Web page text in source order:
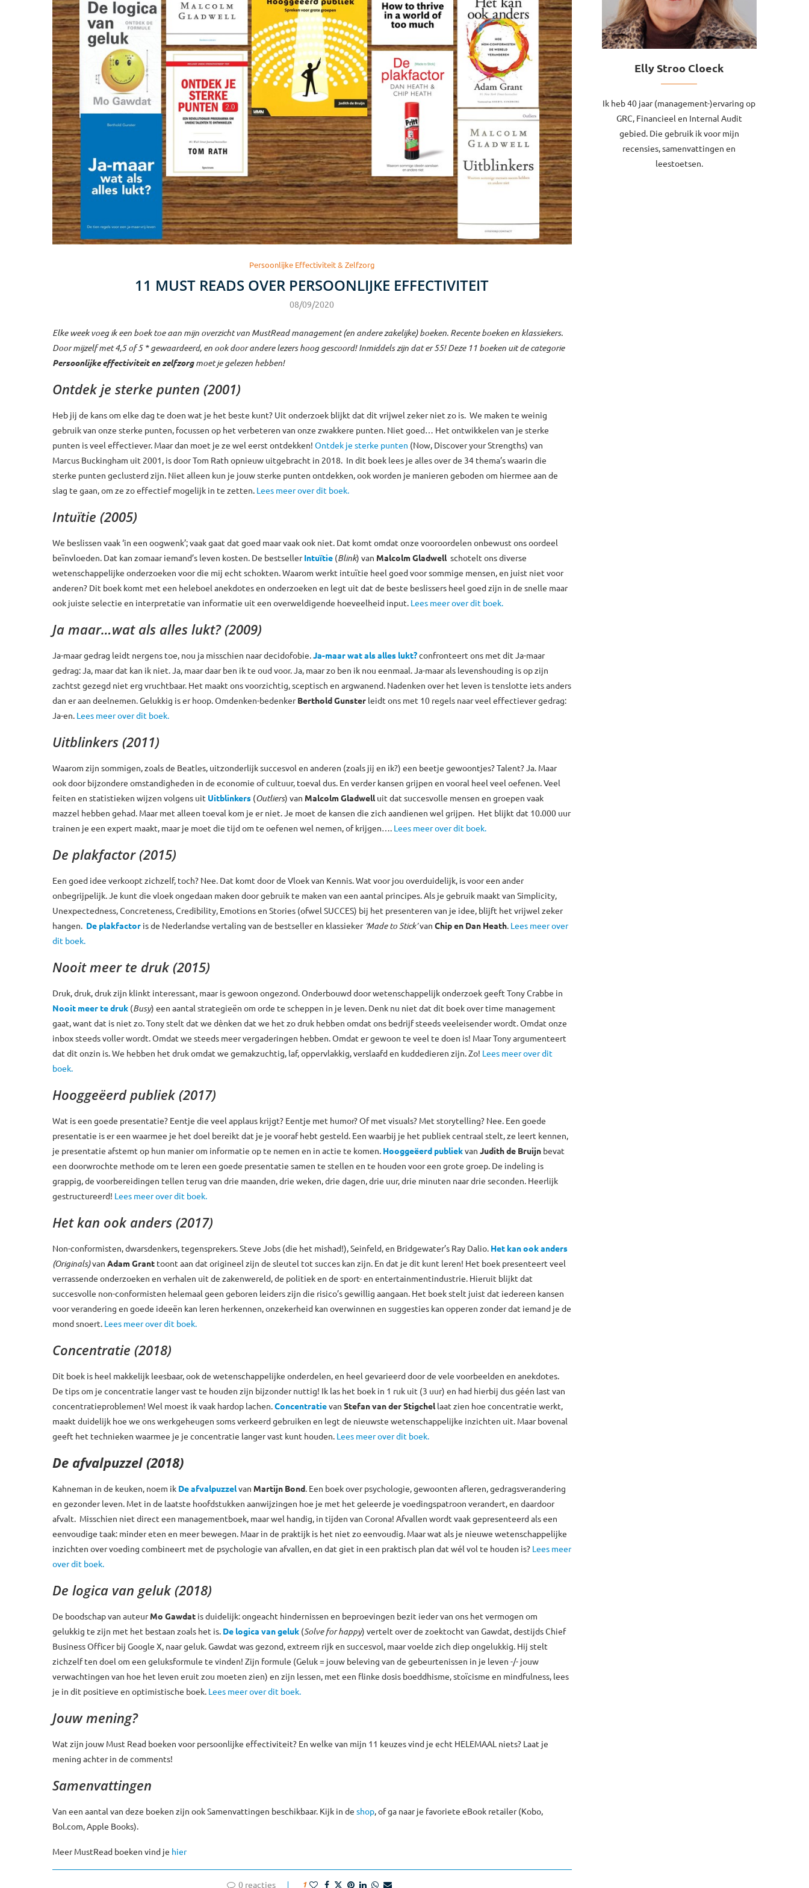
Persoonlijke Effectiviteit & Zelfzorg
11 MUST READS OVER PERSOONLIJKE EFFECTIVITEIT
08/09/2020
Elke week voeg ik een boek toe aan mijn overzicht van MustRead management (en andere zakelijke) boeken. Recente boeken en klassiekers.
Door mijzelf met 4,5 of 5 * gewaardeerd, en ook door andere lezers hoog gescoord! Inmiddels zijn dat er 55! Deze 11 boeken uit de categorie
Persoonlijke effectiviteit en zelfzorgmoet je gelezen hebben!
Ontdek je sterke punten (2001)
Heb jij de kans om elke dag te doen wat je het beste kunt? Uit onderzoek blijkt dat dit vrijwel zeker niet zo is. We maken te weinig
gebruik van onze sterke punten, focussen op het verbeteren van onze zwakkere punten. Niet goed… Het ontwikkelen van je sterke
punten is veel effectiever. Maar dan moet je ze wel eerst ontdekken! Ontdek je sterke punten (Now, Discover your Strengths) van
Marcus Buckingham uit 2001, is door Tom Rath opnieuw uitgebracht in 2018. In dit boek lees je alles over de 34 thema’s waarin die
sterke punten geclusterd zijn. Niet alleen kun je jouw sterke punten ontdekken, ook worden je manieren geboden om hiermee aan de
slag te gaan, om ze zo effectief mogelijk in te zetten. Lees meer over dit boek.
Intuïtie (2005)
We beslissen vaak ‘in een oogwenk’; vaak gaat dat goed maar vaak ook niet. Dat komt omdat onze vooroordelen onbewust ons oordeel
beïnvloeden. Dat kan zomaar iemand’s leven kosten. De bestsellerIntuïtie (Blink) van Malcolm Gladwellschotelt ons diverse
wetenschappelijke onderzoeken voor die mij echt schokten. Waarom werkt intuïtie heel goed voor sommige mensen, en juist niet voor
anderen? Dit boek komt met een heleboel anekdotes en onderzoeken en legt uit dat de beste beslissers heel goed zijn in de snelle maar
ook juiste selectie en interpretatie van informatie uit een overweldigende hoeveelheid input. Lees meer over dit boek.
Ja maar…wat als alles lukt? (2009)
Ja-maar gedrag leidt nergens toe, nou ja misschien naar decidofobie.Ja-maar wat als alles lukt?confronteert ons met dit Ja-maar
gedrag: Ja, maar dat kan ik niet. Ja, maar daar ben ik te oud voor. Ja, maar zo ben ik nou eenmaal. Ja-maar als levenshouding is op zijn
zachtst gezegd niet erg vruchtbaar. Het maakt ons voorzichtig, sceptisch en argwanend. Nadenken over het leven is tenslotte iets anders
dan er aan deelnemen. Gelukkig is er hoop. Omdenken-bedenkerBerthold Gunster leidt ons met 10 regels naar veel effectiever gedrag:
Ja-en. Lees meer over dit boek.
Uitblinkers (2011)
Waarom zijn sommigen, zoals de Beatles, uitzonderlijk succesvol en anderen (zoals jij en ik?) een beetje gewoontjes? Talent? Ja. Maar
ook door bijzondere omstandigheden in de economie of cultuur, toeval dus. En verder kansen grijpen en vooral heel veel oefenen. Veel
feiten en statistieken wijzen volgens uit Uitblinkers (Outliers) van Malcolm Gladwelluit dat succesvolle mensen en groepen vaak
mazzel hebben gehad. Maar met alleen toeval kom je er niet. Je moet de kansen die zich aandienen wel grijpen. Het blijkt dat 10.000 uur
trainen je een expert maakt, maar je moet die tijd om te oefenen wel nemen, of krijgen…. Lees meer over dit boek.
De plakfactor (2015)
Een goed idee verkoopt zichzelf, toch? Nee. Dat komt door de Vloek van Kennis. Wat voor jou overduidelijk, is voor een ander
onbegrijpelijk. Je kunt die vloek ongedaan maken door gebruik te maken van een aantal principes. Als je gebruik maakt van Simplicity,
Unexpectedness, Concreteness, Credibility, Emotions en Stories (ofwel SUCCES) bij het presenteren van je idee, blijft het vrijwel zeker
hangen. De plakfactor is de Nederlandse vertaling van de bestseller en klassieker ‘Made to Stick’van Chip en Dan Heath. Lees meer over
dit boek.
Nooit meer te druk (2015)
Druk, druk, druk zijn klinkt interessant, maar is gewoon ongezond. Onderbouwd door wetenschappelijk onderzoek geeft Tony Crabbe in
Nooit meer te druk (Busy) een aantal strategieën om orde te scheppen in je leven. Denk nu niet dat dit boek over time management
gaat, want dat is niet zo. Tony stelt dat we dènken dat we het zo druk hebben omdat ons bedrijf steeds veeleisender wordt. Omdat onze
inbox steeds voller wordt. Omdat we steeds meer vergaderingen hebben. Omdat er gewoon te veel te doen is! Maar Tony argumenteert
dat dit onzin is. We hebben het druk omdat we gemakzuchtig, laf, oppervlakkig, verslaafd en kuddedieren zijn. Zo! Lees meer over dit
boek.
Hooggeëerd publiek (2017)
Wat is een goede presentatie? Eentje die veel applaus krijgt? Eentje met humor? Of met visuals? Met storytelling? Nee. Een goede
presentatie is er een waarmee je het doel bereikt dat je je vooraf hebt gesteld. Een waarbij je het publiek centraal stelt, ze leert kennen,
je presentatie afstemt op hun manier om informatie op te nemen en in actie te komen. Hooggeëerd publiekvan Judith de Bruijn bevat
een doorwrochte methode om te leren een goede presentatie samen te stellen en te houden voor een grote groep. De indeling is
grappig, de voorbereidingen tellen terug van drie maanden, drie weken, drie dagen, drie uur, drie minuten naar drie seconden. Heerlijk
gestructureerd! Lees meer over dit boek.
Het kan ook anders (2017)
Non-conformisten, dwarsdenkers, tegensprekers. Steve Jobs (die het mishad!), Seinfeld, en Bridgewater’s Ray Dalio. Het kan ook anders
(Originals)van Adam Grant toont aan dat origineel zijn de sleutel tot succes kan zijn. En dat je dit kunt leren! Het boek presenteert veel
verrassende onderzoeken en verhalen uit de zakenwereld, de politiek en de sport- en entertainmentindustrie. Hieruit blijkt dat
succesvolle non-conformisten helemaal geen geboren leiders zijn die risico’s gewillig aangaan. Het boek stelt juist dat iedereen kansen
voor verandering en goede ideeën kan leren herkennen, onzekerheid kan overwinnen en suggesties kan opperen zonder dat iemand je de
mond snoert. Lees meer over dit boek.
Concentratie (2018)
Dit boek is heel makkelijk leesbaar, ook de wetenschappelijke onderdelen, en heel gevarieerd door de vele voorbeelden en anekdotes.
De tips om je concentratie langer vast te houden zijn bijzonder nuttig! Ik las het boek in 1 ruk uit (3 uur) en had hierbij dus géén last van
concentratieproblemen! Wel moest ik vaak hardop lachen.Concentratievan Stefan van der Stigchellaat zien hoe concentratie werkt,
maakt duidelijk hoe we ons werkgeheugen soms verkeerd gebruiken en legt de nieuwste wetenschappelijke inzichten uit. Maar bovenal
geeft het technieken waarmee je je concentratie langer vast kunt houden. Lees meer over dit boek.
De afvalpuzzel (2018)
Kahneman in de keuken, noem ik De afvalpuzzelvan Martijn Bond. Een boek over psychologie, gewoonten afleren, gedragsverandering
en gezonder leven. Met in de laatste hoofdstukken aanwijzingen hoe je met het geleerde je voedingspatroon verandert, en daardoor
afvalt. Misschien niet direct een managementboek, maar wel handig, in tijden van Corona! Afvallen wordt vaak gepresenteerd als een
eenvoudige taak: minder eten en meer bewegen. Maar in de praktijk is het niet zo eenvoudig. Maar wat als je nieuwe wetenschappelijke
inzichten over voeding combineert met de psychologie van afvallen, en dat giet in een praktisch plan dat wél vol te houden is? Lees meer
over dit boek.
De logica van geluk (2018)
De boodschap van auteurMo Gawdat is duidelijk: ongeacht hindernissen en beproevingen bezit ieder van ons het vermogen om
gelukkig te zijn met het bestaan zoals het is. De logica van geluk (Solve for happy) vertelt over de zoektocht van Gawdat, destijds Chief
Business Officer bij Google X, naar geluk. Gawdat was gezond, extreem rijk en succesvol, maar voelde zich diep ongelukkig. Hij stelt
zichzelf ten doel om een geluksformule te vinden! Zijn formule (Geluk = jouw beleving van de gebeurtenissen in je leven -/- jouw
verwachtingen van hoe het leven eruit zou moeten zien) en zijn lessen, met een flinke dosis boeddhisme, stoïcisme en mindfulness, lees
je in dit positieve en optimistische boek. Lees meer over dit boek.
Jouw mening?
Wat zijn jouw Must Read boeken voor persoonlijke effectiviteit? En welke van mijn 11 keuzes vind je echt HELEMAAL niets? Laat je
mening achter in de comments!
Samenvattingen
Van een aantal van deze boeken zijn ook Samenvattingen beschikbaar. Kijk in de shop, of ga naar je favoriete eBook retailer (Kobo,
Bol.com, Apple Books).
Meer MustRead boeken vind je hier
0 reacties 1
Elly Stroo Cloeck
Ik heb 40 jaar (management-)ervaring op
GRC, Financieel en Internal Audit
gebied. Die gebruik ik voor mijn
recensies, samenvattingen en
leestoetsen.